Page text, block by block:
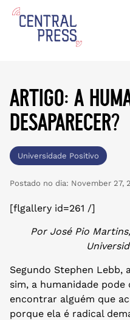
artigo: a
desaparecer?
Universidade Positivo
Postado no dia: November 27,
[flgallery id=261 /]
Por José Pio
Segundo Stephen Lebb,
sim, a humanidade pode
encontrar alguém que
porque ela é radical